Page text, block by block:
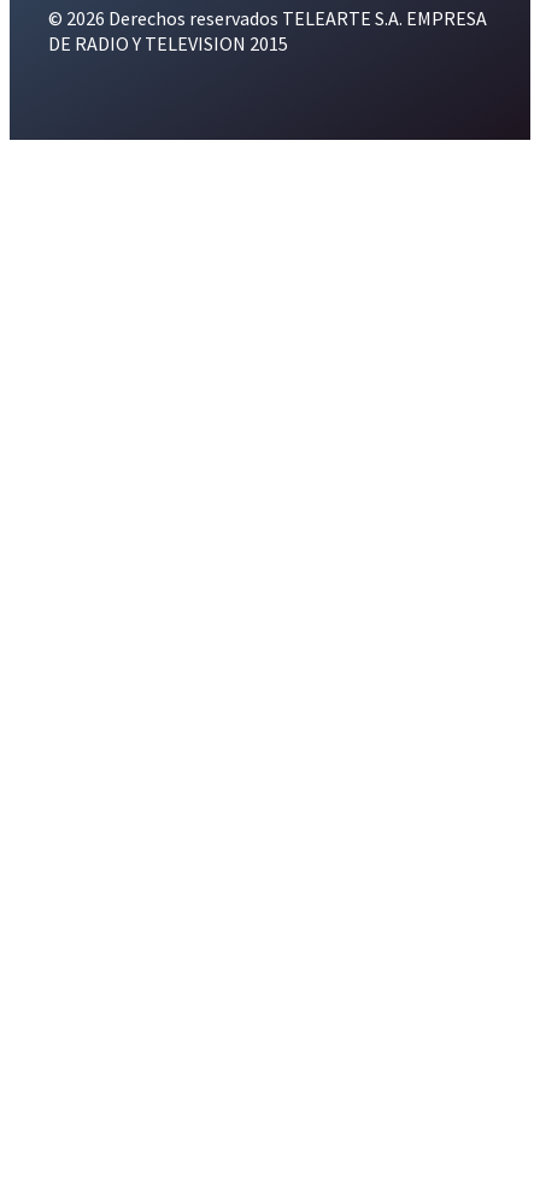
© 2026 Derechos reservados TELEARTE S.A. EMPRESA
DE RADIO Y TELEVISION 2015